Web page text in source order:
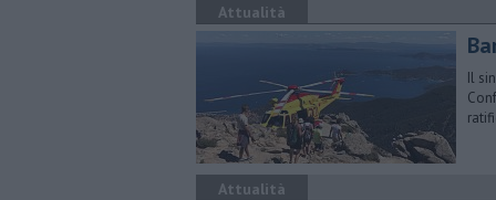
Attualità
Il
Attualità